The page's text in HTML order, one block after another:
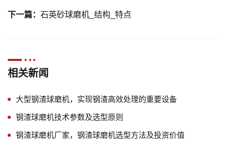
下一篇： 石英砂球磨机_结构_特点
相关新闻
大型钢渣球磨机，实现钢渣高效处理的重要设备
钢渣球磨机技术参数及选型原则
钢渣球磨机厂家，钢渣球磨机选型方法及投资价值